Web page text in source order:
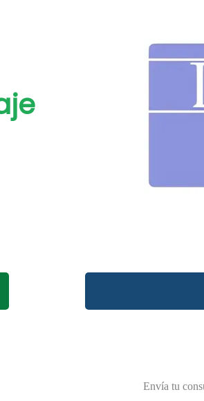
Envía tu